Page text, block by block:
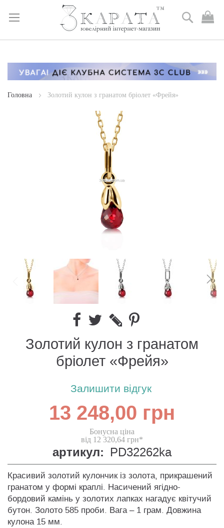
Skip
Content
Пошук
Головна Золотий кулон з гранатом бріолет «Фрейя»
Золотий кулон з гранатом
бріолет «Фрейя»
Залишити відгук
13 248,00 грн
Бонусна ціна
від 12 320,64 грн*
артикул: PD32262ka
Красивий золотий кулончик із золота, прикрашений
гранатом у формі краплі. Насичений ягідно-
бордовий камінь у золотих лапках нагадує квітучий
бутон. Золото 585 проби. Вага – 1 грам. Довжина
кулона 15 мм.